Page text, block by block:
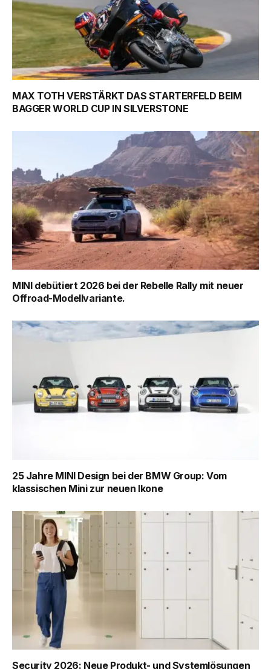
MAX TOTH VERSTÄRKT DAS STARTERFELD BEIM
BAGGER WORLD CUP IN SILVERSTONE
MINI debütiert 2026 bei der Rebelle Rally mit neuer
Offroad-Modellvariante.
25 Jahre MINI Design bei der BMW Group: Vom
klassischen Mini zur neuen Ikone
Security 2026: Neue Produkt- und Systemlösungen